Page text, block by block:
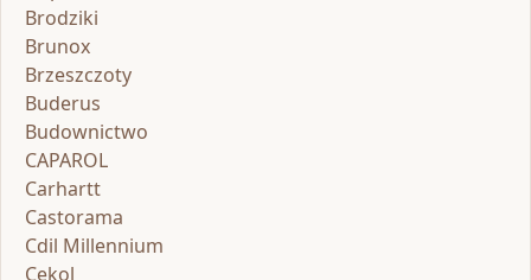
Brodziki
Brunox
Brzeszczoty
Buderus
Budownictwo
CAPAROL
Carhartt
Castorama
Cdil Millennium
Cekol